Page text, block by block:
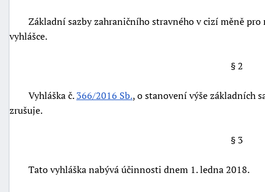
Základní sazby zahraničního stravného v cizí měně pro
vyhlášce.
§ 2
Vyhláška č.366/2016 Sb., o stanovení výše základních
zrušuje.
§ 3
Tato vyhláška nabývá účinnosti dnem 1. ledna 2018.
náhrady